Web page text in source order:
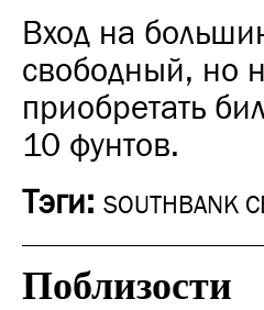
Вход на
свободный, но
приобретать
10 фунтов.
Тэги: SOUTHBANK
Поблизости